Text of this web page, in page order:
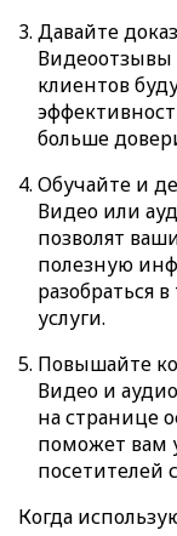
Давайте
Видеоотзывы
клиентов
больше
Обучайте и
Видео или
позволят
полезную
разобраться
услуги.
Повышайте
Видео и
на странице
поможет вам
посетителей
Когда